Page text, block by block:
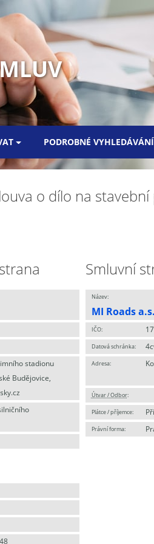
PODROBNÉ VYHLEDÁVÁNÍ
o dílo na
stadionu
Budějovice,
Smluvní
Název:
MI Roads a.s.
IČO:
Datová schránka:
Adresa:
Útvar / Odbor:
Plátce / příjemce:
Právní forma: